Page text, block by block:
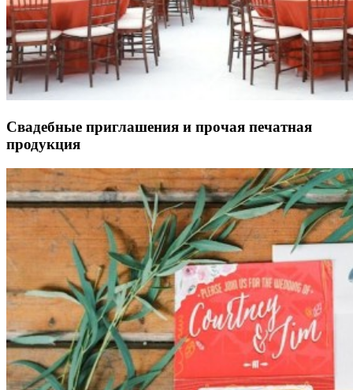
Свадебные приглашения и прочая печатная
продукция